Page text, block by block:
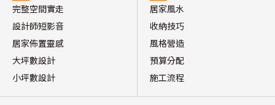
完整空間實走
設計師短影音
居家佈置靈感
大坪數設計
小坪數設計
居家風水
收納技巧
風格營造
預算分配
施工流程